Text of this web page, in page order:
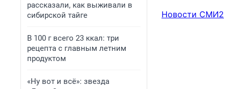
рассказали, как выживали в
сибирской тайге
В 100 г всего 23 ккал: три
рецепта с главным летним
продуктом
«Ну вот и всё»: звезда
Новости СМИ2